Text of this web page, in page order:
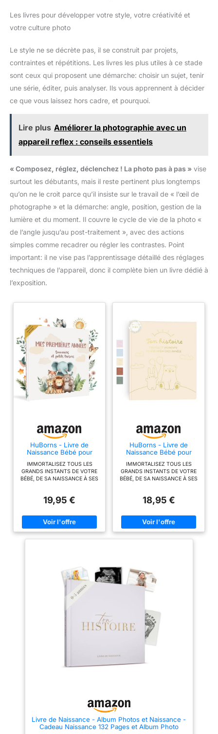
Les livres pour développer votre style, votre créativité et
votre culture photo
Le style ne se décrète pas, il se construit par projets,
contraintes et répétitions. Les livres les plus utiles à ce stade
sont ceux qui proposent une démarche: choisir un sujet, tenir
une série, éditer, puis analyser. Ils vous apprennent à décider
ce que vous laissez hors cadre, et pourquoi.
Lire plus Améliorer la photographie avec un
appareil reflex : conseils essentiels
« Composez, réglez, déclenchez ! La photo pas à pas » vise
surtout les débutants, mais il reste pertinent plus longtemps
qu’on ne le croit parce qu’il insiste sur le travail de « l’œil de
photographe » et la démarche: angle, position, gestion de la
lumière et du moment. Il couvre le cycle de vie de la photo «
de l’angle jusqu’au post-traitement », avec des actions
simples comme recadrer ou régler les contrastes. Point
important: il ne vise pas l’apprentissage détaillé des réglages
techniques de l’appareil, donc il complète bien un livre dédié à
l’exposition.
HuBorns - Livre de
Naissance Bébé pour
Écrire avec +50 Pages et
Autocollants, Album
Photo Bebe de Première
Idéal comme Cadeau
Naissance (Amis,
IMMORTALISEZ TOUS LES
GRANDS INSTANTS DE VOTRE
BÉBÉ, DE SA NAISSANCE À SES
comprend plus de 50 pages
aux filles qu'aux garçons. Le
livre bebe naissance comporte
des pages pour les principales
est facile à remplir pour pouvoir
immortaliser tous les moments
importants PLEIN DE PLACE
POUR LES PHOTOS ET ÉCRIRE:
Notre album photo enfant pour
dont vous avez besoin pour
raconter l'histoire de votre
bébé. Vous pouvez également
l'utiliser comme cartes étape
des matériaux de qualité, une
OCCASIONS: Pour la révélation
cadeau baby shower, cadeau
personnalisé femme, cadeau
19,95 €
HuBorns - Livre de
Naissance Bébé pour
Écrire
IMMORTALISEZ TOUS LES
GRANDS INSTANTS DE VOTRE
BÉBÉ, DE SA NAISSANCE À SES
comprend plus de 50 pages
aux filles qu'aux garçons. Le
livre bebe naissance comporte
des pages pour les principales
est facile à remplir pour pouvoir
immortaliser tous les moments
importants. PLEIN DE PLACE
POUR LES PHOTOS ET ÉCRIRE :
dont vous avez besoin pour
raconter l'histoire de votre
bébé. Vous pouvez également
l'utiliser comme cartes étape
bébé ou comme livre
scrapbooking. Avec des
et attrayantes. Fabriqué avec
IDÉAL : Pour la révélation du
baby shower, cadeau
personnalisé femme, cadeau
18,95 €
Livre de Naissance - Album Photos et Naissance -
Cadeau Naissance 132 Pages et Album Photo